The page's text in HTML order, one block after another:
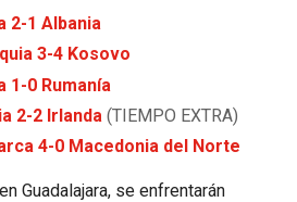
2-1 Albania
3-4 Kosovo
1-0 Rumanía
2-2 Irlanda (TIEMPO EXTRA)
4-0 Macedonia del Norte
Guadalajara, se enfrentarán